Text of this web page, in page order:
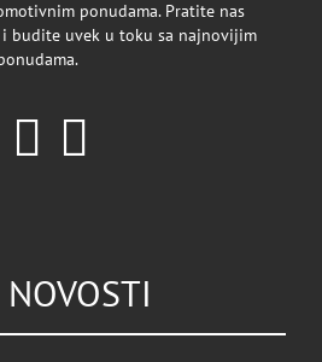
ponudama. Pratite nas
budite uvek u toku sa najnovijim